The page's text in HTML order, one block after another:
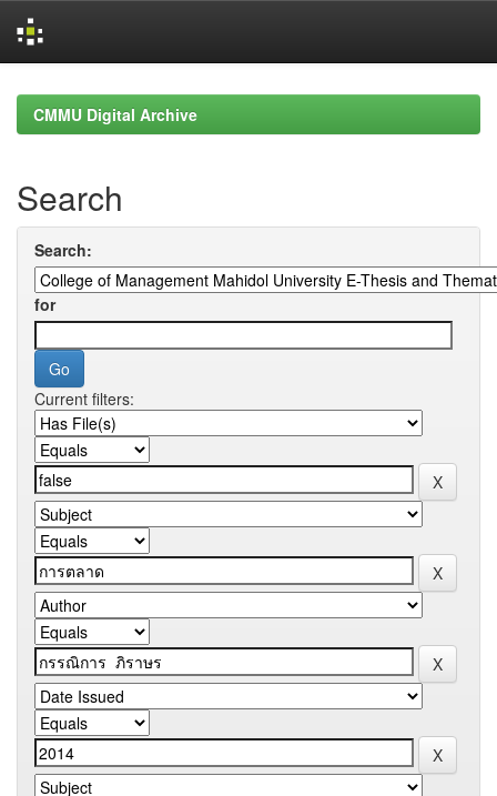
navigationCMMU Digital Archive
Search
Search:
for
Current filters: